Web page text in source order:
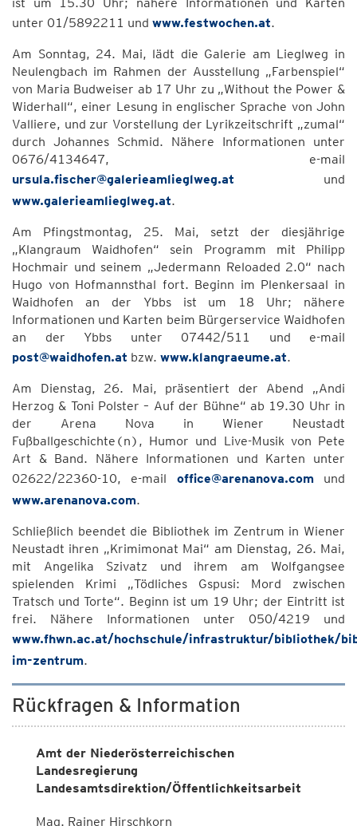
unter 01/5892211 und www.festwochen.at.
Am Sonntag, 24. Mai, lädt die Galerie am Lieglweg in
Neulengbach im Rahmen der Ausstellung „Farbenspiel“
von Maria Budweiser ab 17 Uhr zu „Without the Power &
Widerhall“, einer Lesung in englischer Sprache von John
Valliere, und zur Vorstellung der Lyrikzeitschrift „zumal“
durch Johannes Schmid. Nähere Informationen unter
0676/4134647, e-mail
ursula.fischer@galerieamlieglweg.at und
www.galerieamlieglweg.at.
Am Pfingstmontag, 25. Mai, setzt der diesjährige
„Klangraum Waidhofen“ sein Programm mit Philipp
Hochmair und seinem „Jedermann Reloaded 2.0“ nach
Hugo von Hofmannsthal fort. Beginn im Plenkersaal in
Waidhofen an der Ybbs ist um 18 Uhr; nähere
Informationen und Karten beim Bürgerservice Waidhofen
an der Ybbs unter 07442/511 und e-mail
post@waidhofen.at bzw. www.klangraeume.at.
Am Dienstag, 26. Mai, präsentiert der Abend „Andi
Herzog & Toni Polster – Auf der Bühne“ ab 19.30 Uhr in
der Arena Nova in Wiener Neustadt
Fußballgeschichte(n), Humor und Live-Musik von Pete
Art & Band. Nähere Informationen und Karten unter
02622/22360-10, e-mail office@arenanova.comund
www.arenanova.com.
Schließlich beendet die Bibliothek im Zentrum in Wiener
Neustadt ihren „Krimimonat Mai“ am Dienstag, 26. Mai,
mit Angelika Szivatz und ihrem am Wolfgangsee
spielenden Krimi „Tödliches Gspusi: Mord zwischen
Tratsch und Torte“. Beginn ist um 19 Uhr; der Eintritt ist
frei. Nähere Informationen unter 050/4219 und
www.fhwn.ac.at/hochschule/infrastruktur/bibliothek/
im-zentrum.
Rückfragen & Information
Amt der Niederösterreichischen
Landesregierung
Landesamtsdirektion/Öffentlichkeitsarbeit
Mag. Rainer Hirschkorn